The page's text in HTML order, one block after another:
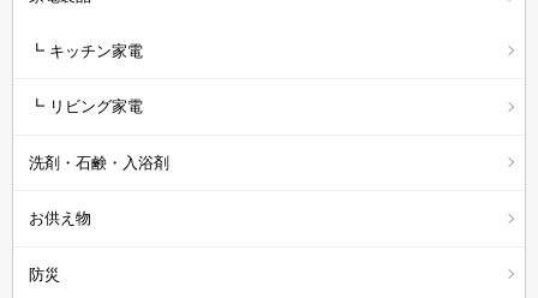
┗ キッチン家電
┗ リビング家電
洗剤・石鹸・入浴剤
お供え物
防災